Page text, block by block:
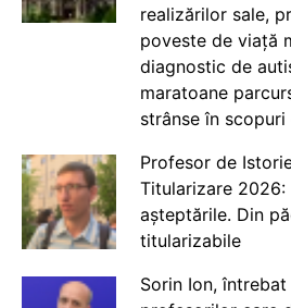
realizărilor sale,
poveste de viață
diagnostic de
maratoane
strânse în
Profesor de
Titularizare 2026:
așteptările. Din
titularizabile
Sorin Ion,